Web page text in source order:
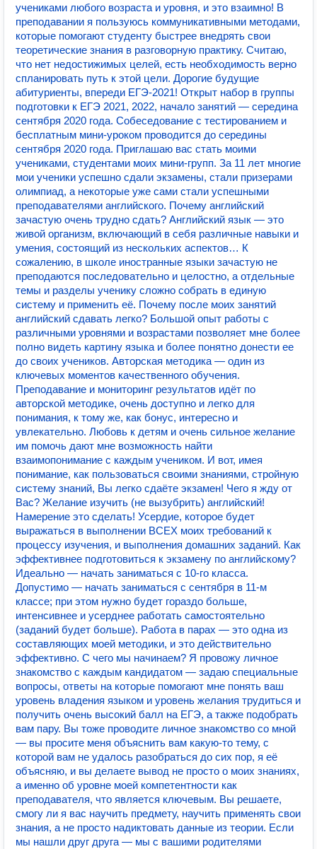
учениками любого возраста и уровня, и это взаимно! В
преподавании я пользуюсь коммуникативными методами,
которые помогают студенту быстрее внедрять свои
теоретические знания в разговорную практику. Считаю,
что нет недостижимых целей, есть необходимость верно
спланировать путь к этой цели. Дорогие будущие
абитуриенты, впереди ЕГЭ-2021! Открыт набор в группы
подготовки к ЕГЭ 2021, 2022, начало занятий — середина
сентября 2020 года. Собеседование с тестированием и
бесплатным мини-уроком проводится до середины
сентября 2020 года. Приглашаю вас стать моими
учениками, студентами моих мини-групп. За 11 лет многие
мои ученики успешно сдали экзамены, стали призерами
олимпиад, а некоторые уже сами стали успешными
преподавателями английского. Почему английский
зачастую очень трудно сдать? Английский язык — это
живой организм, включающий в себя различные навыки и
умения, состоящий из нескольких аспектов… К
сожалению, в школе иностранные языки зачастую не
преподаются последовательно и целостно, а отдельные
темы и разделы ученику сложно собрать в единую
систему и применить её. Почему после моих занятий
английский сдавать легко? Большой опыт работы с
различными уровнями и возрастами позволяет мне более
полно видеть картину языка и более понятно донести ее
до своих учеников. Авторская методика — один из
ключевых моментов качественного обучения.
Преподавание и мониторинг результатов идёт по
авторской методике, очень доступно и легко для
понимания, к тому же, как бонус, интересно и
увлекательно. Любовь к детям и очень сильное желание
им помочь дают мне возможность найти
взаимопонимание с каждым учеником. И вот, имея
понимание, как пользоваться своими знаниями, стройную
систему знаний, Вы легко сдаёте экзамен! Чего я жду от
Вас? Желание изучить (не вызубрить) английский!
Намерение это сделать! Усердие, которое будет
выражаться в выполнении ВСЕХ моих требований к
процессу изучения, и выполнения домашних заданий. Как
эффективнее подготовиться к экзамену по английскому?
Идеально — начать заниматься с 10-го класса.
Допустимо — начать заниматься с сентября в 11-м
классе; при этом нужно будет гораздо больше,
интенсивнее и усерднее работать самостоятельно
(заданий будет больше). Работа в парах — это одна из
составляющих моей методики, и это действительно
эффективно. С чего мы начинаем? Я провожу личное
знакомство с каждым кандидатом — задаю специальные
вопросы, ответы на которые помогают мне понять ваш
уровень владения языком и уровень желания трудиться и
получить очень высокий балл на ЕГЭ, а также подобрать
вам пару. Вы тоже проводите личное знакомство со мной
— вы просите меня объяснить вам какую-то тему, с
которой вам не удалось разобраться до сих пор, я её
объясняю, и вы делаете вывод не просто о моих знаниях,
а именно об уровне моей компетентности как
преподавателя, что является ключевым. Вы решаете,
смогу ли я вас научить предмету, научить применять свои
знания, а не просто надиктовать данные из теории. Если
мы нашли друг друга — мы с вашими родителями